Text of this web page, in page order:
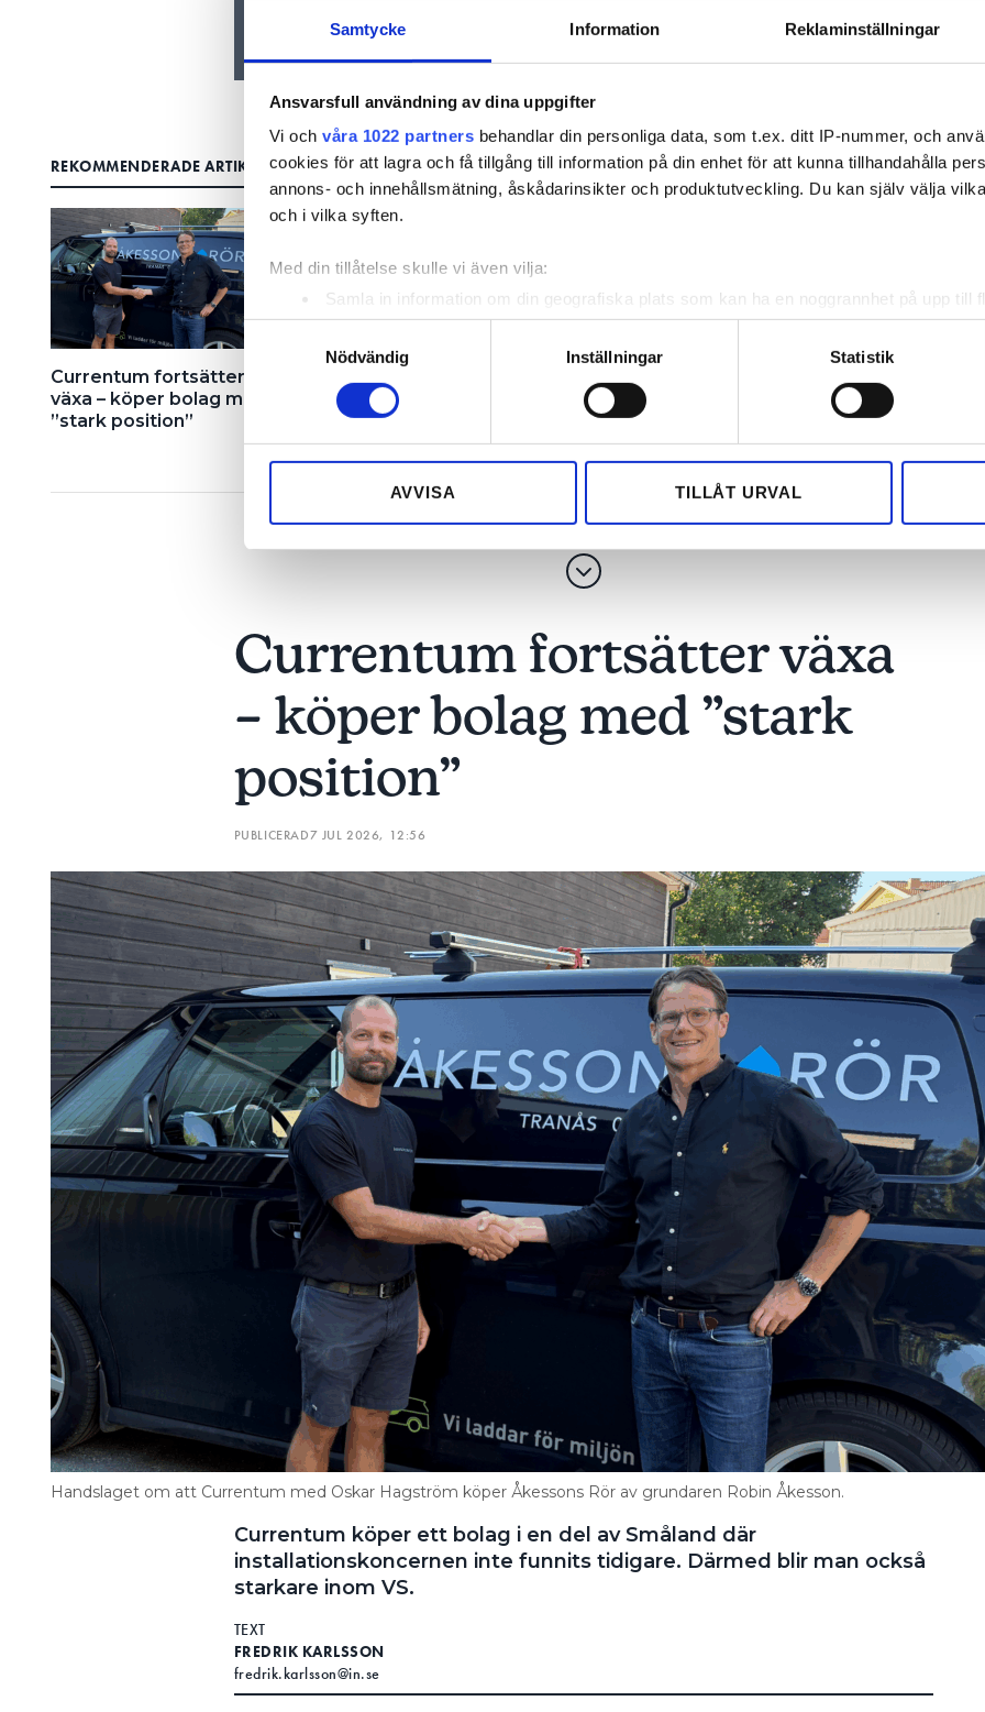
Samtycke Information Reklaminställningar
Ansvarsfull användning av dina uppgifter
Vi och våra 1022 partners behandlar din personliga data, som t.ex. ditt IP-nummer, och
cookies för att lagra och få tillgång till information på din enhet för att kunna tillhandahålla
annons- och innehållsmätning, åskådarinsikter och produktutveckling. Du kan själv välja
och i vilka syften.
Med din tillåtelse skulle vi även vilja:
Samla in information om din geografiska plats som kan ha en noggrannhet på upp till
Identifiera din enhet genom att aktivt skanna den för specifika kännetecken
Ta reda på mer om hur dina personliga uppgifter behandlas och ställ in dina preferenser i
eller dra tillbaka ditt samtycke när som helst från cookie-förklaringen.
sociala medier och analysera vår trafik. Vi vidarebefordrar även sådana identifierare och
till de sociala medier och annons- och analysföretag som vi samarbetar med. Dessa kan i
Samtyckesval
Nödvändig
Inställningar Statistik
AVVISA TILLÅT URVAL
REKOMMENDERADE ARTIKLAR
Currentum fortsätter
växa – köper bolag med
”stark position”
Elkoncernen gick med
miljonförlust – köper
närliggande VVS-firma
Grossisten säljs till
Finland i
mångmiljardaffär
Storkoncern
snabbväxande
Stockholm
Currentum fortsätter växa
– köper bolag med ”stark
position”
PUBLICERAD7 JUL 2026, 12:56
Handslaget om att Currentum med Oskar Hagström köper Åkessons Rör av grundaren Robin Åkesson.
Currentum köper ett bolag i en del av Småland där
installationskoncernen inte funnits tidigare. Därmed blir man också
starkare inom VS.
TEXT
FREDRIK KARLSSON
fredrik.karlsson@in.se